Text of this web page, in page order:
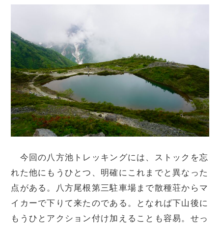
今回の八方池トレッキングには、ストックを忘
れた他にもうひとつ、明確にこれまでと異なった
点がある。八方尾根第三駐車場まで散種荘からマ
イカーで下りて来たのである。となれば下山後に
もうひとアクション付け加えることも容易。せっ